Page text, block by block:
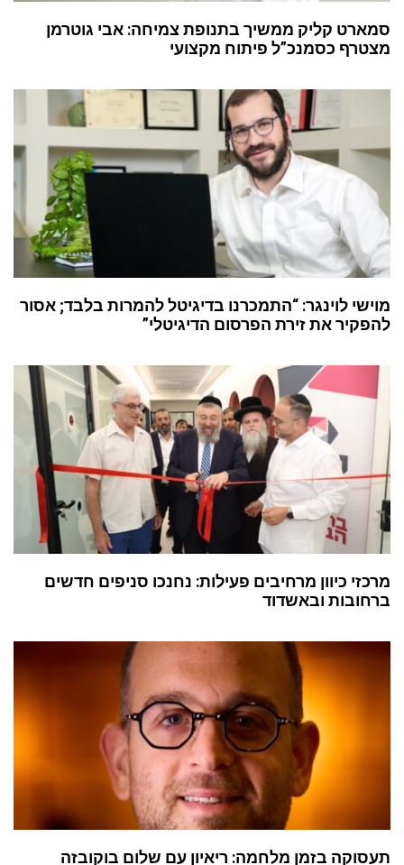
סמארט קליק ממשיך בתנופת צמיחה: אבי גוטרמן
מצטרף כסמנכ”ל פיתוח מקצועי
מוישי לוינגר: “התמכרנו בדיגיטל להמרות בלבד; אסור
להפקיר את זירת הפרסום הדיגיטלי”
מרכזי כיוון מרחיבים פעילות: נחנכו סניפים חדשים
ברחובות ובאשדוד
תעסוקה בזמן מלחמה: ריאיון עם שלום בוקובזה